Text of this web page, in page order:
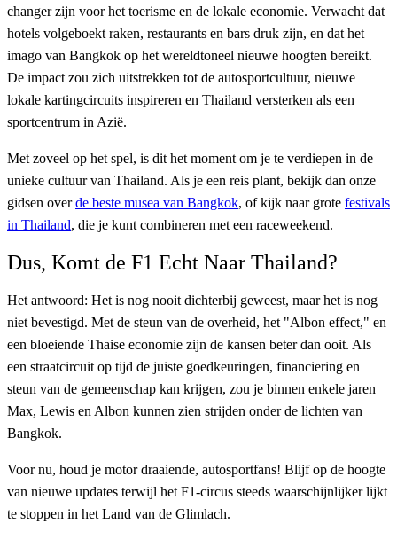
changer zijn voor het toerisme en de lokale economie. Verwacht dat
hotels volgeboekt raken, restaurants en bars druk zijn, en dat het
imago van Bangkok op het wereldtoneel nieuwe hoogten bereikt.
De impact zou zich uitstrekken tot de autosportcultuur, nieuwe
lokale kartingcircuits inspireren en Thailand versterken als een
sportcentrum in Azië.
Met zoveel op het spel, is dit het moment om je te verdiepen in de
unieke cultuur van Thailand. Als je een reis plant, bekijk dan onze
gidsen overde beste musea van Bangkok, of kijk naar grote festivals
in Thailand, die je kunt combineren met een raceweekend.
Dus, Komt de F1 Echt Naar Thailand?
Het antwoord: Het is nog nooit dichterbij geweest, maar het is nog
niet bevestigd. Met de steun van de overheid, het "Albon effect," en
een bloeiende Thaise economie zijn de kansen beter dan ooit. Als
een straatcircuit op tijd de juiste goedkeuringen, financiering en
steun van de gemeenschap kan krijgen, zou je binnen enkele jaren
Max, Lewis en Albon kunnen zien strijden onder de lichten van
Bangkok.
Voor nu, houd je motor draaiende, autosportfans! Blijf op de hoogte
van nieuwe updates terwijl het F1-circus steeds waarschijnlijker lijkt
te stoppen in het Land van de Glimlach.